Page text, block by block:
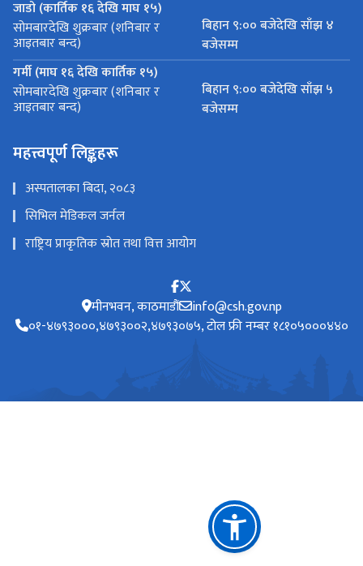
जाडो (कार्तिक १६ देखि माघ १५)
सोमबारदेखि शुक्रबार (शनिबार र
आइतबार बन्द)
बिहान ९:०० बजेदेखि साँझ ४
बजेसम्म
गर्मी (माघ १६ देखि कार्तिक १५)
सोमबारदेखि शुक्रबार (शनिबार र
आइतबार बन्द)
बिहान ९:०० बजेदेखि साँझ ५
बजेसम्म
महत्त्वपूर्ण लिङ्कहरू
अस्पतालका बिदा, २०८३
सिभिल मेडिकल जर्नल
राष्ट्रिय प्राकृतिक स्रोत तथा वित्त आयोग
मीनभवन, काठमाडौं info@csh.gov.np
०१-४७९३०००,४७९३००२,४७९३०७५, टोल फ्री नम्बर १८१०५०००४४०